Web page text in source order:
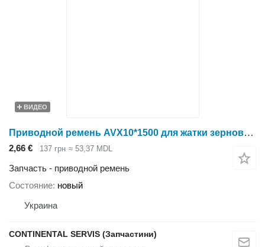
ВИДЕО
Приводной ремень AVX10*1500 для жатки зерновой Holmer
2,66 € 137 грн ≈ 53,37 MDL
Запчасть - приводной ремень
Состояние новый
Украина
CONTINENTAL SERVIS (Запчастини)